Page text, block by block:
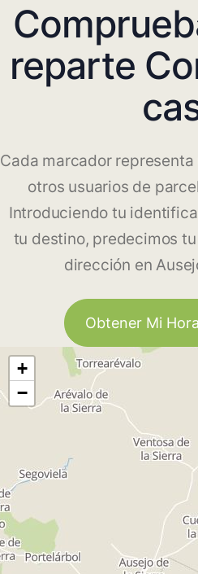
reparte
Cada marcador
otros usuarios de
Introduciendo tu
tu destino, predecimos
dirección en
Obtener Mi
+
−